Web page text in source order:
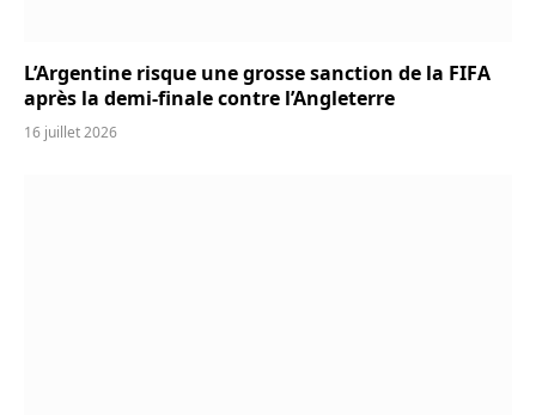
L’Argentine risque une grosse sanction de la FIFA
après la demi-finale contre l’Angleterre
16 juillet 2026